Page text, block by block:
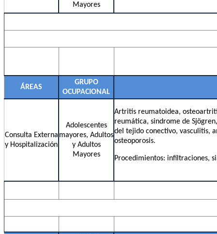
Mayores
ÁREAS
GRUPO
OCUPACIONAL
Consulta Externa
y Hospitalización
Adolescentes
mayores, Adultos
y Adultos
Mayores
Artritis reumatoidea,
reumática, sindrome de
del tejido conectivo, vasculitis,
osteoporosis.
Procedimientos: infiltraciones,